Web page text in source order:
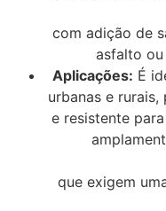
com adição de
asfalto
Aplicações: É
urbanas e
e resistente
que exigem